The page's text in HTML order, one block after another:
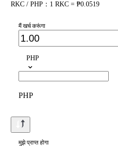
RKC / PHP：1 RKC = ₱0.0519
मैं खर्च करूंगा
PHP
PHP
मुझे प्राप्त होगा